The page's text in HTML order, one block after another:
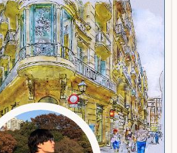
tiene un par de muebles por
tiene un par de muebles para
eso me quedaba en casa.②Para eso,
en casa.
mí, haz pasta.②Para mí, haz pasta.
favor, habla por ti.②Por favor, habla